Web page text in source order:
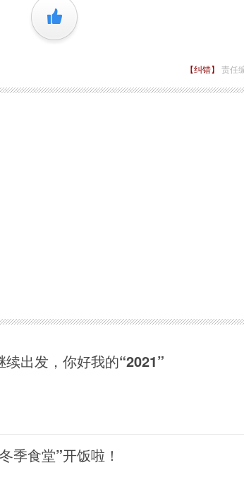
+1
【纠错】 责任
续出发，你好我的“2021”
季食堂”开饭啦！